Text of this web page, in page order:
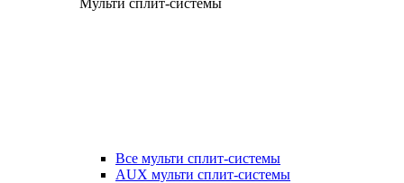
Мульти сплит-системы
Все мульти сплит-системы
AUX мульти сплит-системы